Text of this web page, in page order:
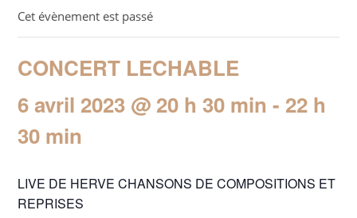
Cet évènement est passé
CONCERT LECHABLE
6 avril 2023 @ 20 h 30 min - 22 h
30 min
LIVE DE HERVE CHANSONS DE COMPOSITIONS ET
REPRISES